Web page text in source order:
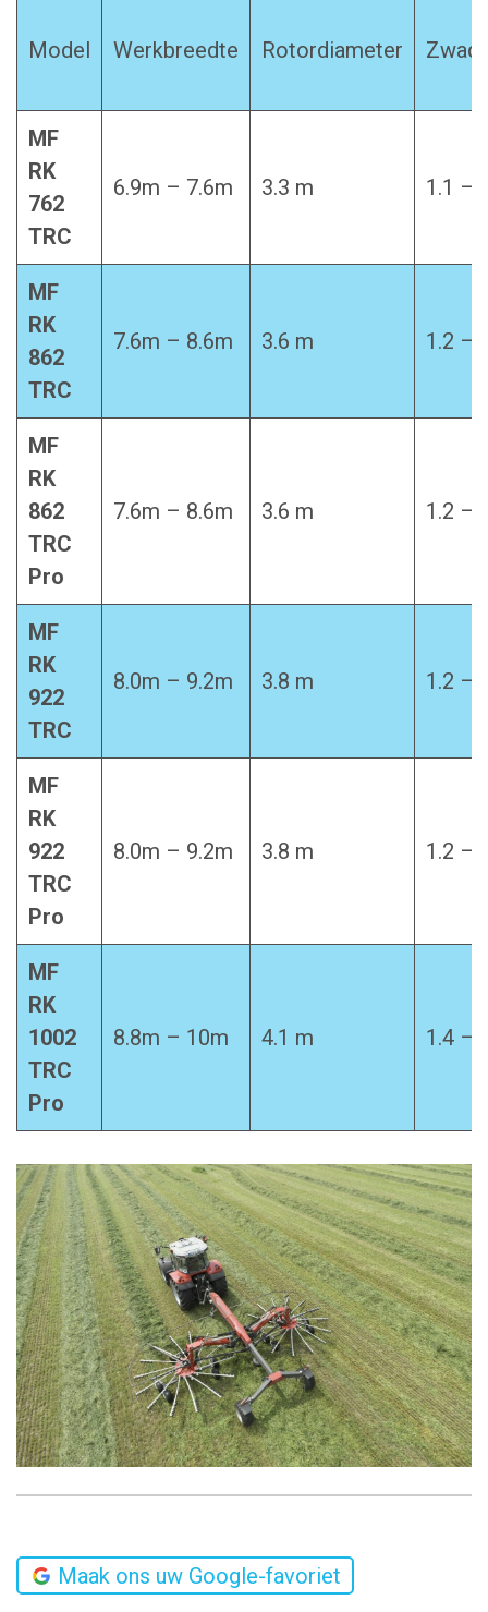
Model Werkbreedte Rotordiameter
MF
RK
762
TRC
6.9m – 7.6m 3.3 m 1.1 –
MF
RK
862
TRC
7.6m – 8.6m 3.6 m 1.2 –
MF
RK
862
TRC
Pro
7.6m – 8.6m 3.6 m 1.2 –
MF
RK
922
TRC
8.0m – 9.2m 3.8 m 1.2 –
MF
RK
922
TRC
Pro
8.0m – 9.2m 3.8 m 1.2 –
MF
RK
1002
TRC
Pro
8.8m – 10m 4.1 m 1.4 –
Maak ons uw Google-favoriet